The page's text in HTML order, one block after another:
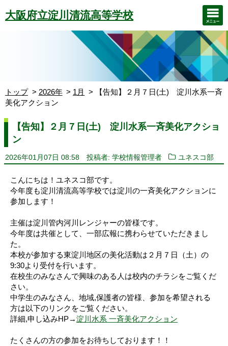
大阪府立淀川清流高等学校
トップ 2026年 1月
【告知】２月７日(土) 淀川水系一斉
美化アクション
【告知】２月７日(土) 淀川水系一斉美化アクショ
ン
2026年01月07日 08:58 投稿者: 学校情報管理者 ユネスコ部
こんにちは！ユネスコ部です。
今年度も淀川清流高等学校では淀川の一斉美化アクションに
参加します！
主催は淀川管内河川レンジャーの皆様です。
今年度は共催として、一部広報に携わらせていただきまし
た。
本校が参加する東淀川地区の美化活動は２月７日（土）の
9:30より受付を行います。
在校生のみなさんで興味のある人は校内のチラシをご覧くだ
さい。
中学生のみなさん、地域,保護者の皆様、参加を希望される
方は以下のリンクをご覧ください。
詳細,申し込みHP→淀川水系 一斉美化アクション
たくさんの方の参加をお待ちしております！！